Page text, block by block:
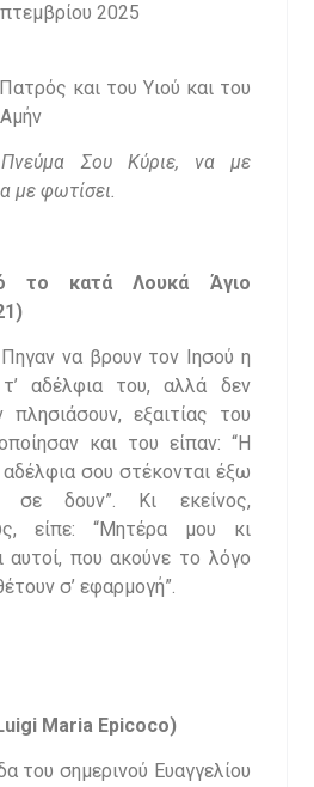
2025
και του Υιού και του
Πνεύμα Σου Κύριε, να με
με φωτίσει.
το κατά Λουκά Άγιο
Πηγαν να βρουν τον Ιησού η
αδέλφια του, αλλά δεν
εξαιτίας του
και του είπαν: “Η
αδέλφια σου στέκονται έξω
δουν”. Κι εκείνος,
είπε: “Μητέρα μου κι
αυτοί, που ακούνε το λόγο
σ’ εφαρμογή”.
Maria Epicoco)
του σημερινού Ευαγγελίου